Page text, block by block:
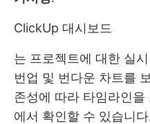
ClickUp 대시보드
는 프로젝트에 대한 실
번업 및 번다운 차트를
존성에 따라 타임라인
에서 확인할 수 있습니